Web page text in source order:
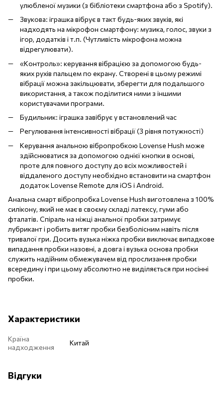
улюбленої музики (з бібліотеки смартфона або з Spotify).
Звукова: іграшка вібрує в такт будь-яких звуків, які
надходять на мікрофон смартфону: музика, голос, звуки з
ігор, додатків і т.п. (Чутливість мікрофона можна
відрегулювати).
«Контроль»: керування вібрацією за допомогою будь-
яких рухів пальцем по екрану. Створені в цьому режимі
вібрації можна закільцювати, зберегти для подальшого
використання, а також поділитися ними з іншими
користувачами програми.
Будильник: іграшка завібрує у встановлений час
Регулювання інтенсивності вібрації (3 рівня потужності)
Керування анальною вібропробкою Lovense Hush може
здійснюватися за допомогою однієї кнопки в основі,
проте для повного доступу до всіх можливостей і
віддаленого доступу необхідно встановити на смартфон
додаток Lovense Remote для iOS і Android.
Анальна смарт вібропробка Lovense Hush виготовлена ​​з 100%
силікону, який не має в своєму складі латексу, гуми або
фталатів. Спіраль на ніжці анальної пробки затримує
лубрикант і робить витяг пробки безболісним навіть після
тривалої гри. Досить вузька ніжка пробки виключає випадкове
випадання пробки назовні, а довга і вузька основа пробки
служить надійним обмежувачем від прослизання пробки
всередину і при цьому абсолютно не виділяється при носінні
пробки.
Характеристики
Країна
надходження
Китай
Відгуки